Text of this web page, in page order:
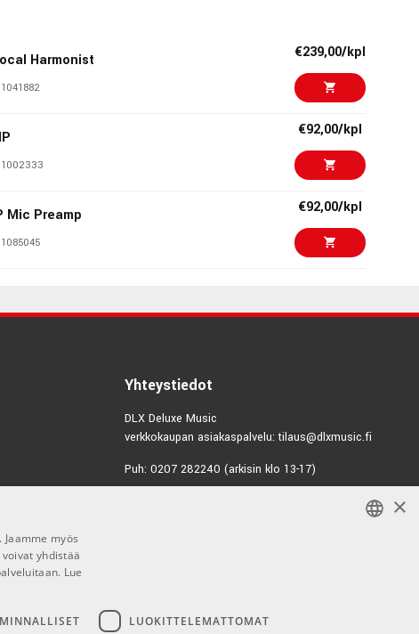
Harmonist €239,00/kpl
1002333
€92,00/kpl
Mic Preamp €92,00/kpl
1082536
€69,00/kpl
1054906
Yhteystiedot
DLX Deluxe Music
verkkokaupan asiakaspalvelu: tilaus@dlxmusic.fi
Puh: 0207 282240 (arkisin klo 13-17)
×
myös
yhdistää
Lue
LUOKITTELEMATTOMAT